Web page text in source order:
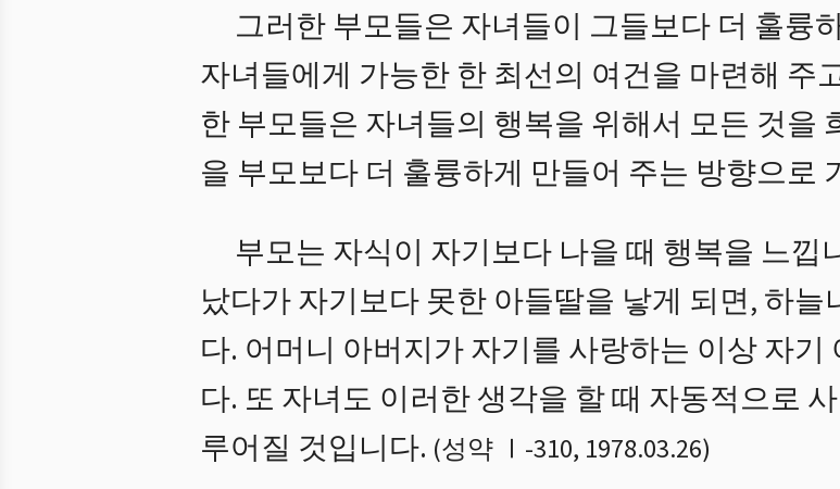
그러한 부모들은 자녀들이 그들보다 더 훌륭
자녀들에게 가능한 한 최선의 여건을 마련해 주
한 부모들은 자녀들의 행복을 위해서 모든 것을
을 부모보다 더 훌륭하게 만들어 주는 방향으로
부모는 자식이 자기보다 나을 때 행복을 느낍
났다가 자기보다 못한 아들딸을 낳게 되면, 하
다. 어머니 아버지가 자기를 사랑하는 이상 자
다. 또 자녀도 이러한 생각을 할 때 자동적으로
루어질 것입니다. (성약 Ⅰ -310, 1978.03.26)